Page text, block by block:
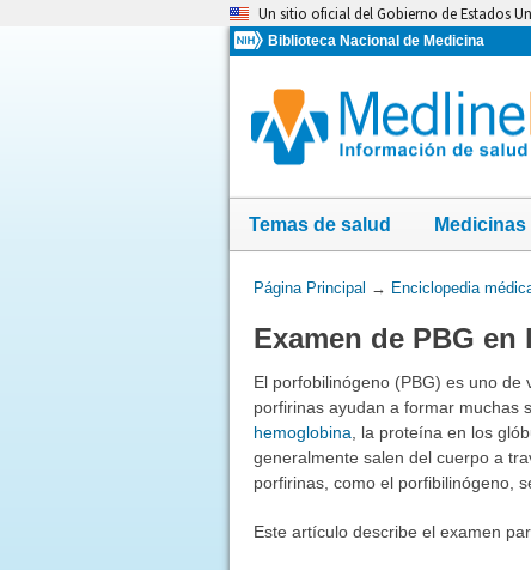
Un sitio oficial del Gobierno de Estados
Biblioteca Nacional de Medicina
Temas de salud
Usted
aquí:
Página Principal → Enciclopedia
Examen de PBG en
El porfobilinógeno (PBG) es uno
porfirinas ayudan a formar muchas
hemoglobina , la proteína en los
generalmente salen del cuerpo a
porfirinas, como el porfibilinógeno,
Este artículo describe el examen